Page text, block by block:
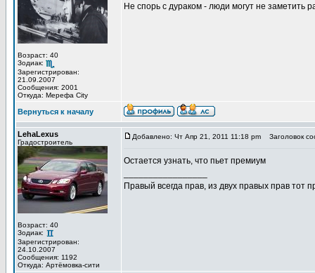
Возраст: 40
Зодиак:
Зарегистрирован:
21.09.2007
Сообщения: 2001
Откуда: Мерефа City
Не спорь с дураком - люди могут не
Вернуться к началу
LehaLexus
Градостроитель
Возраст: 40
Зодиак:
Зарегистрирован:
24.10.2007
Сообщения: 1192
Откуда: Артёмовка-сити
Добавлено: Чт Апр 21, 2011 11:18 pm Заголовок
Остается узнать, что пьет премиум
Правый всегда прав, из двух правых прав тот